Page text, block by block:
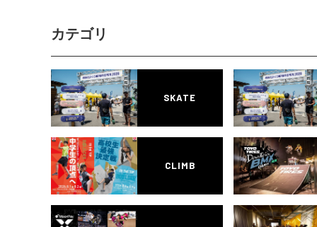
カテゴリ
SKATE
CLIMB